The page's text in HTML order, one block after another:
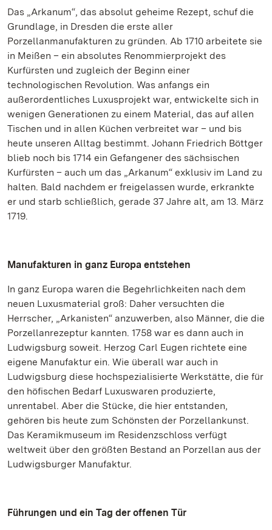
Das „Arkanum“, das absolut geheime Rezept, schuf die
Grundlage, in Dresden die erste aller
Porzellanmanufakturen zu gründen. Ab 1710 arbeitete sie
in Meißen – ein absolutes Renommierprojekt des
Kurfürsten und zugleich der Beginn einer
technologischen Revolution. Was anfangs ein
außerordentliches Luxusprojekt war, entwickelte sich in
wenigen Generationen zu einem Material, das auf allen
Tischen und in allen Küchen verbreitet war – und bis
heute unseren Alltag bestimmt. Johann Friedrich Böttger
blieb noch bis 1714 ein Gefangener des sächsischen
Kurfürsten – auch um das „Arkanum“ exklusiv im Land zu
halten. Bald nachdem er freigelassen wurde, erkrankte
er und starb schließlich, gerade 37 Jahre alt, am 13. März
1719.
Manufakturen in ganz Europa entstehen
In ganz Europa waren die Begehrlichkeiten nach dem
neuen Luxusmaterial groß: Daher versuchten die
Herrscher, „Arkanisten“ anzuwerben, also Männer, die die
Porzellanrezeptur kannten. 1758 war es dann auch in
Ludwigsburg soweit. Herzog Carl Eugen richtete eine
eigene Manufaktur ein. Wie überall war auch in
Ludwigsburg diese hochspezialisierte Werkstätte, die für
den höfischen Bedarf Luxuswaren produzierte,
unrentabel. Aber die Stücke, die hier entstanden,
gehören bis heute zum Schönsten der Porzellankunst.
Das Keramikmuseum im Residenzschloss verfügt
weltweit über den größten Bestand an Porzellan aus der
Ludwigsburger Manufaktur.
Führungen und ein Tag der offenen Tür